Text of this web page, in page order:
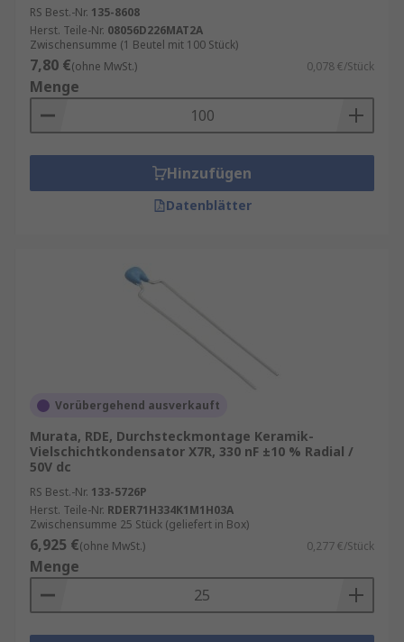
anspruchsvolle Designs
Murata– Marktführer für kompakte und
zuverlässige MLCCs
TDK
Vishay– Robuste MLCCs für industrielle
Anwendungen
hervorragendem Preis-Leistungs-Verhältnis
professionelle Anwendungen
RS Best.-Nr. 135-8608
Herst. Teile-Nr. 08056D226MAT2A
Zwischensumme (1 Beutel mit 100 Stück)
7,80 €(ohne MwSt.) 0,078 €/Stück
Menge
Hinzufügen
Datenblätter
Vorübergehend ausverkauft
Murata, RDE, Durchsteckmontage Keramik-
Vielschichtkondensator X7R, 330 nF ±10 % Radial /
50V dc
RS Best.-Nr. 133-5726P
Herst. Teile-Nr. RDER71H334K1M1H03A
Zwischensumme 25 Stück (geliefert in Box)
6,925 €(ohne MwSt.) 0,277 €/Stück
Menge